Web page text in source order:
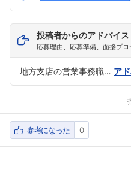
投稿者からのアドバイス
応募理由、応募準備、面接プ
地方支店の営業事務職… ア
参考になった 0